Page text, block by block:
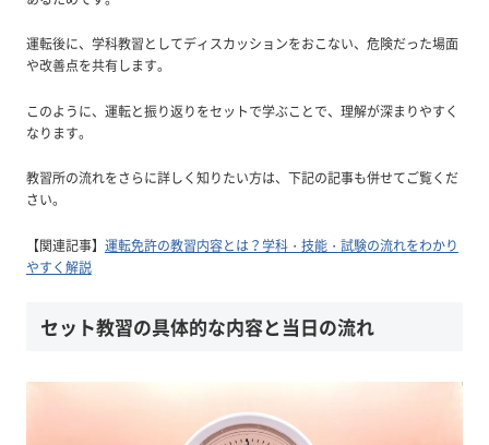
運転後に、学科教習としてディスカッションをおこない、危険だった場面
や改善点を共有します。
このように、運転と振り返りをセットで学ぶことで、理解が深まりやすく
なります。
教習所の流れをさらに詳しく知りたい方は、下記の記事も併せてご覧くだ
さい。
【関連記事】 運転免許の教習内容とは？学科・技能・試験の流れをわかり
やすく解説
セット教習の具体的な内容と当日の流れ